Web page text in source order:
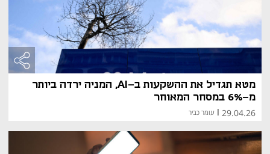
מטא תגדיל את ההשקעות ב-AI, המניה ירדה ביותר
מ-6% במסחר המאוחר
29.04.26 עומר כביר